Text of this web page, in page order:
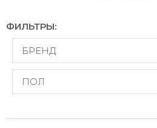
ФИЛЬТРЫ:
БРЕНД
ПОЛ